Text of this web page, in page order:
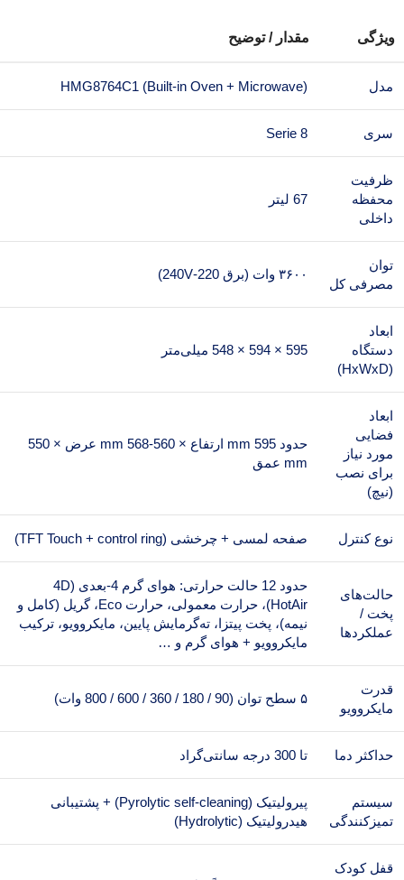
ویژگی مقدار / توضیح
مدل HMG8764C1 (Built-in Oven + Microwave)
سری Serie 8
ظرفیت
محفظه
داخلی
67 لیتر
توان
مصرفی کل
۳۶۰۰ وات (برق 220-240V)
ابعاد
دستگاه
(HxWxD)
595 × 594 × 548 میلی‌متر
ابعاد
فضایی
مورد نیاز
برای نصب
(نیچ)
حدود 595 mm ارتفاع × 560-568 mm عرض × 550
mm عمق
نوع کنترل صفحه لمسی + چرخشی (TFT Touch + control ring)
حالت‌های
پخت /
عملکردها
حدود 12 حالت حرارتی: هوای گرم 4-بعدی (4D
HotAir)، حرارت معمولی، حرارت Eco، گریل (کامل و
نیمه)، پخت پیتزا، ته‌‌گرمایش پایین، مایکروویو، ترکیب
مایکروویو + هوای گرم و …
قدرت
مایکروویو
۵ سطح توان (90 / 180 / 360 / 600 / 800 وات)
حداکثر دما تا 300 درجه سانتی‌گراد
سیستم
تمیزکنندگی
پیرولیتیک (Pyrolytic self-cleaning) + پشتیبانی
هیدرولیتیک (Hydrolytic)
قفل کودک